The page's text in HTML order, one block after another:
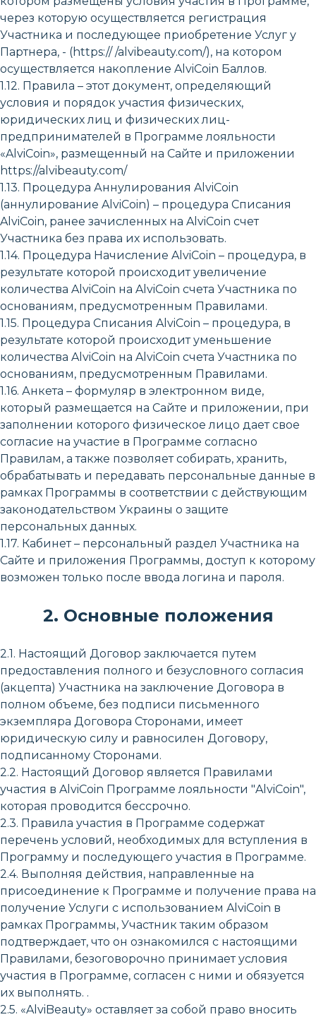
через которую осуществляется регистрация
Участника и последующее приобретение Услуг у
Партнера, - (https:// /alvibeauty.com/), на котором
осуществляется накопление AlviCoin Баллов.
1.12. Правила – этот документ, определяющий
условия и порядок участия физических,
юридических лиц и физических лиц-
предпринимателей в Программе лояльности
«AlviCoin», размещенный на Сайте и приложении
https://alvibeauty.com/
1.13. Процедура Аннулирования AlviCoin
(аннулирование AlviCoin) – процедура Списания
AlviCoin, ранее зачисленных на AlviCoin счет
Участника без права их использовать.
1.14. Процедура Начисление AlviCoin – процедура, в
результате которой происходит увеличение
количества AlviCoin на AlviCoin счета Участника по
основаниям, предусмотренным Правилами.
1.15. Процедура Списания AlviCoin – процедура, в
результате которой происходит уменьшение
количества AlviCoin на AlviCoin счета Участника по
основаниям, предусмотренным Правилами.
1.16. Анкета – формуляр в электронном виде,
который размещается на Сайте и приложении, при
заполнении которого физическое лицо дает свое
согласие на участие в Программе согласно
Правилам, а также позволяет собирать, хранить,
обрабатывать и передавать персональные данные в
рамках Программы в соответствии с действующим
законодательством Украины о защите
персональных данных.
1.17. Кабинет – персональный раздел Участника на
Сайте и приложения Программы, доступ к которому
возможен только после ввода логина и пароля.
2. Основные положения
2.1. Настоящий Договор заключается путем
предоставления полного и безусловного согласия
(акцепта) Участника на заключение Договора в
полном объеме, без подписи письменного
экземпляра Договора Сторонами, имеет
юридическую силу и равносилен Договору,
подписанному Сторонами.
2.2. Настоящий Договор является Правилами
участия в AlviCoin Программе лояльности "AlviCoin",
которая проводится бессрочно.
2.3. Правила участия в Программе содержат
перечень условий, необходимых для вступления в
Программу и последующего участия в Программе.
2.4. Выполняя действия, направленные на
присоединение к Программе и получение права на
получение Услуги с использованием AlviCoin в
рамках Программы, Участник таким образом
подтверждает, что он ознакомился с настоящими
Правилами, безоговорочно принимает условия
участия в Программе, согласен с ними и обязуется
их выполнять. .
2.5. «AlviBeauty» оставляет за собой право вносить